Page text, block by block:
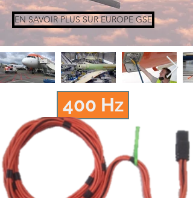
EN SAVOIR PLUS SUR EUROPE GSE
400 Hz